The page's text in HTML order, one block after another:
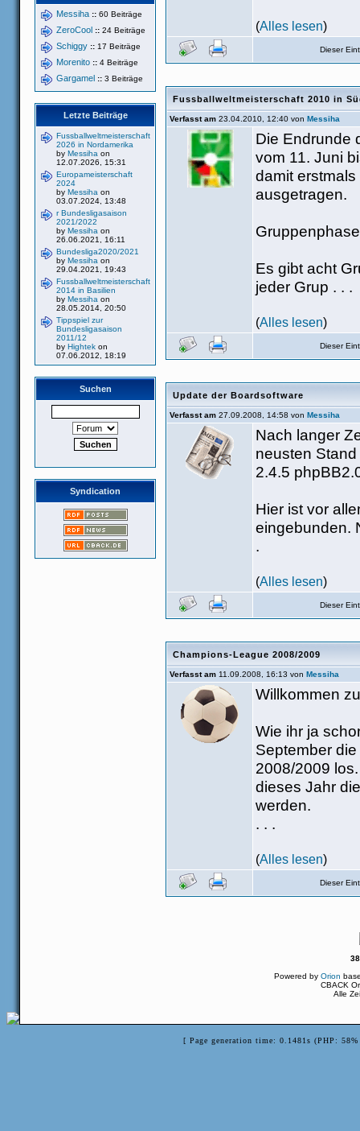
Messiha :: 60 Beiträge
ZeroCool :: 24 Beiträge
Schiggy :: 17 Beiträge
Morenito :: 4 Beiträge
Gargamel :: 3 Beiträge
Letzte Beiträge
Fussballweltmeisterschaft
2026 in Nordamerika
by Messiha on
12.07.2026, 15:31
Europameisterschaft
2024
by Messiha on
03.07.2024, 13:48
r Bundesligasaison
2021/2022
by Messiha on
26.06.2021, 16:11
Bundesliga2020/2021
by Messiha on
29.04.2021, 19:43
Fussballweltmeisterschaft
2014 in Basilien
by Messiha on
28.05.2014, 20:50
Tippspiel zur
Bundesligasaison
2011/12
by Hightek on
07.06.2012, 18:19
Suchen
Syndication
(Alles lesen)
Dieser
Fussballweltmeisterschaft 2010 in
Verfasst am 23.04.2010, 12:40 von Messiha
Die Endrunde
vom 11. Juni
damit
ausgetragen.
Es gibt acht
jeder Grup . . .
(Alles lesen)
Dieser
Update der Boardsoftware
Verfasst am 27.09.2008, 14:58 von Messiha
Nach langer
neusten
2.4.5
Hier ist vor
eingebunden.
.
(Alles lesen)
Dieser
Champions-League 2008/2009
Verfasst am 11.09.2008, 16:13 von Messiha
Willkommen
Wie ihr ja
September
2008/2009
dieses Jahr
werden.
. . .
(Alles lesen)
Dieser
Powered by Orion
CBACK
Alle
[ Page generation time: 0.1481s (PHP: